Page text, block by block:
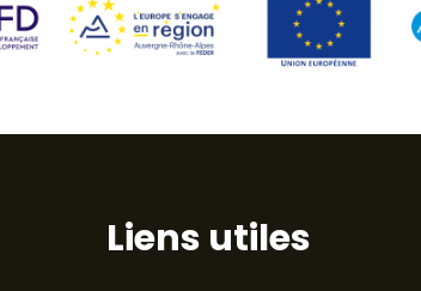
Liens utiles